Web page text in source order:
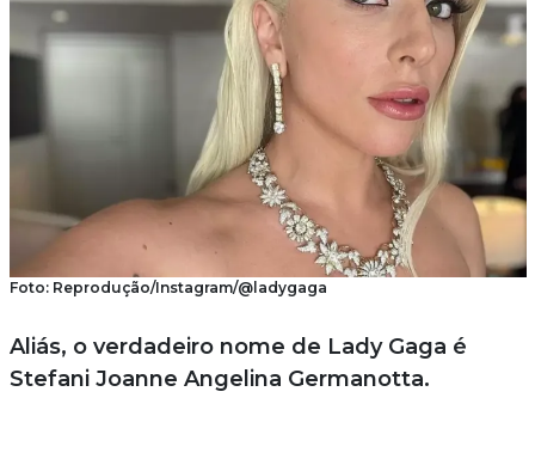
Foto: Reprodução/Instagram/@ladygaga
Aliás, o verdadeiro nome de Lady Gaga é
Stefani Joanne Angelina Germanotta.